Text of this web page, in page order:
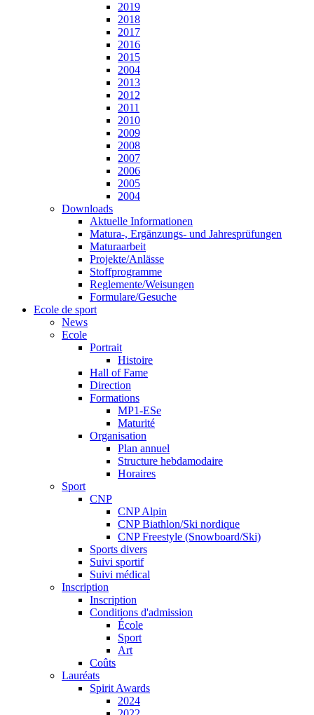
2019
2018
2017
2016
2015
2004
2013
2012
2011
2010
2009
2008
2007
2006
2005
2004
Downloads
Aktuelle Informationen
Matura-, Ergänzungs- und Jahresprüfungen
Maturaarbeit
Projekte/Anlässe
Stoffprogramme
Reglemente/Weisungen
Formulare/Gesuche
Ecole de sport
News
Ecole
Portrait
Histoire
Hall of Fame
Direction
Formations
MP1-ESe
Maturité
Organisation
Plan annuel
Structure hebdamodaire
Horaires
Sport
CNP
CNP Alpin
CNP Biathlon/Ski nordique
CNP Freestyle (Snowboard/Ski)
Sports divers
Suivi sportif
Suivi médical
Inscription
Inscription
Conditions d'admission
École
Sport
Art
Coûts
Lauréats
Spirit Awards
2024